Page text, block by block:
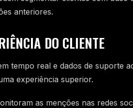
anteriores.
DO CLIENTE
tempo real e dados de suporte
experiência superior.
as menções nas redes